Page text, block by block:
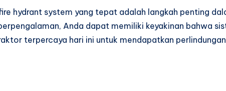
hydrant system yang tepat adalah langkah penting
Anda dapat memiliki keyakinan bahwa
terpercaya hari ini untuk mendapatkan